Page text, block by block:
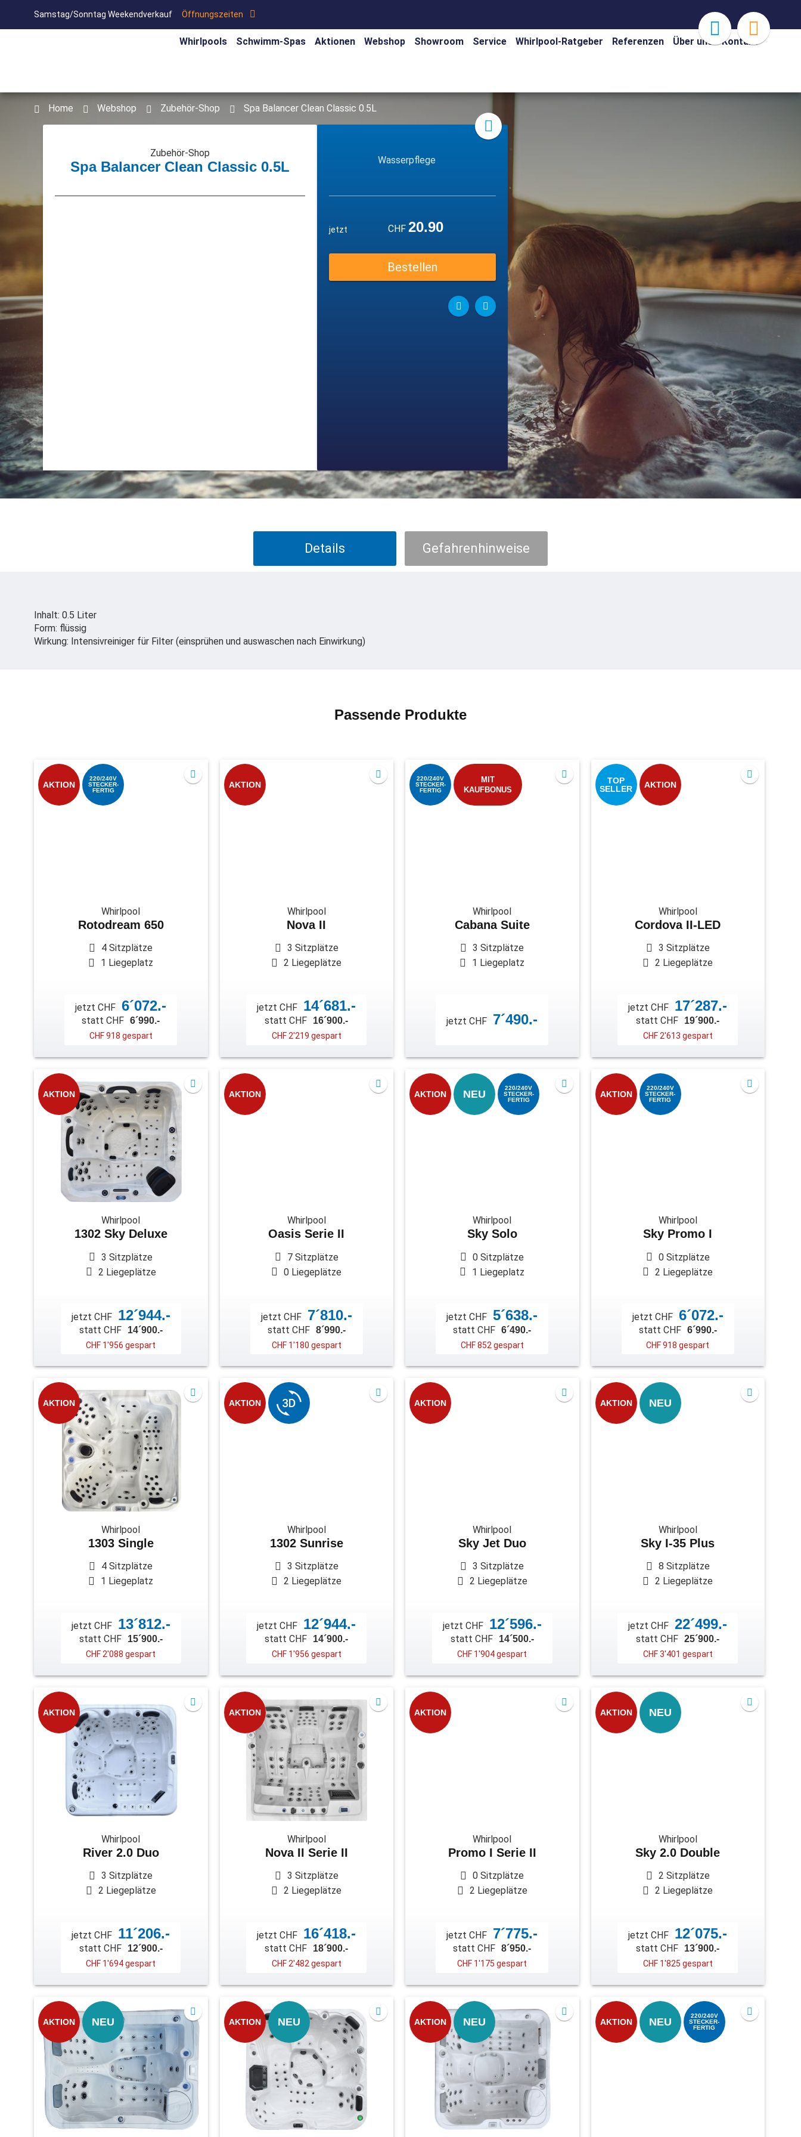
Samstag/Sonntag Weekendverkauf Öffnungszeiten
Whirlpools Schwimm-Spas Aktionen Webshop Showroom Service Whirlpool-Ratgeber Referenzen Über uns Kontakt
Home Webshop Zubehör-Shop Spa Balancer Clean Classic 0.5L
Zubehör-Shop
Spa Balancer Clean Classic 0.5L Wasserpflege
jetzt CHF 20.90
Bestellen
Details Gefahrenhinweise
Inhalt: 0.5 Liter
Form: flüssig
Wirkung: Intensivreiniger für Filter (einsprühen und auswaschen nach Einwirkung)
Passende Produkte
AKTION
220/240V
STECKER-
FERTIG
Whirlpool
Rotodream 650
4 Sitzplätze
1 Liegeplatz
jetzt CHF 6´072.-
statt CHF 6´990.-
CHF 918 gespart
AKTION
Whirlpool
Nova II
3 Sitzplätze
2 Liegeplätze
jetzt CHF 14´681.-
statt CHF 16´900.-
CHF 2'219 gespart
220/240V
STECKER-
FERTIG
MIT
KAUFBONUS
Whirlpool
Cabana Suite
3 Sitzplätze
1 Liegeplatz
jetzt CHF 7´490.-
TOP
SELLER
AKTION
Whirlpool
Cordova II-LED
3 Sitzplätze
2 Liegeplätze
jetzt CHF 17´287.-
statt CHF 19´900.-
CHF 2'613 gespart
AKTION
Whirlpool
1302 Sky Deluxe
3 Sitzplätze
2 Liegeplätze
jetzt CHF 12´944.-
statt CHF 14´900.-
CHF 1'956 gespart
AKTION
Whirlpool
Oasis Serie II
7 Sitzplätze
0 Liegeplätze
jetzt CHF 7´810.-
statt CHF 8´990.-
CHF 1'180 gespart
AKTION NEU
220/240V
STECKER-
FERTIG
Whirlpool
Sky Solo
0 Sitzplätze
1 Liegeplatz
jetzt CHF 5´638.-
statt CHF 6´490.-
CHF 852 gespart
AKTION
220/240V
STECKER-
FERTIG
Whirlpool
Sky Promo I
0 Sitzplätze
2 Liegeplätze
jetzt CHF 6´072.-
statt CHF 6´990.-
CHF 918 gespart
AKTION
Whirlpool
1303 Single
4 Sitzplätze
1 Liegeplatz
jetzt CHF 13´812.-
statt CHF 15´900.-
CHF 2'088 gespart
AKTION
Whirlpool
1302 Sunrise
3 Sitzplätze
2 Liegeplätze
jetzt CHF 12´944.-
statt CHF 14´900.-
CHF 1'956 gespart
AKTION
Whirlpool
Sky Jet Duo
3 Sitzplätze
2 Liegeplätze
jetzt CHF 12´596.-
statt CHF 14´500.-
CHF 1'904 gespart
AKTION NEU
Whirlpool
Sky I-35 Plus
8 Sitzplätze
2 Liegeplätze
jetzt CHF 22´499.-
statt CHF 25´900.-
CHF 3'401 gespart
AKTION
Whirlpool
River 2.0 Duo
3 Sitzplätze
2 Liegeplätze
jetzt CHF 11´206.-
statt CHF 12´900.-
CHF 1'694 gespart
AKTION
Whirlpool
Nova II Serie II
3 Sitzplätze
2 Liegeplätze
jetzt CHF 16´418.-
statt CHF 18´900.-
CHF 2'482 gespart
AKTION
Whirlpool
Promo I Serie II
0 Sitzplätze
2 Liegeplätze
jetzt CHF 7´775.-
statt CHF 8´950.-
CHF 1'175 gespart
AKTION NEU
Whirlpool
Sky 2.0 Double
2 Sitzplätze
2 Liegeplätze
jetzt CHF 12´075.-
statt CHF 13´900.-
CHF 1'825 gespart
AKTION NEU AKTION NEU AKTION NEU AKTION NEU
220/240V
STECKER-
FERTIG